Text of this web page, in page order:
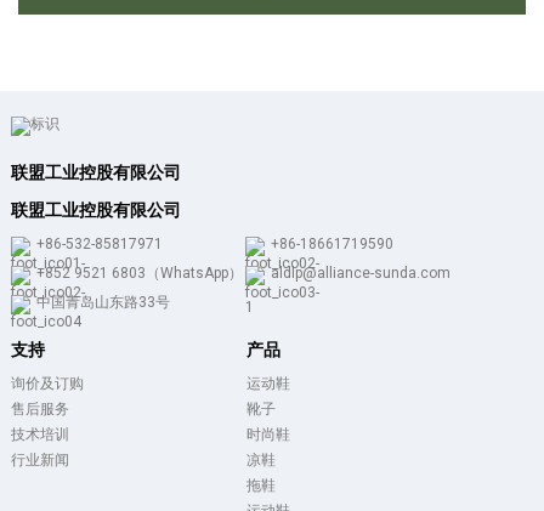
联盟工业控股有限公司
联盟工业控股有限公司
+86-532-85817971
+86-18661719590
+852 9521 6803（WhatsApp）
aldlp@alliance-sunda.com
中国青岛山东路33号
支持
询价及订购
售后服务
技术培训
行业新闻
产品
运动鞋
靴子
时尚鞋
凉鞋
拖鞋